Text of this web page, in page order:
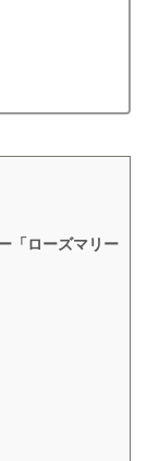
「ローズマリー